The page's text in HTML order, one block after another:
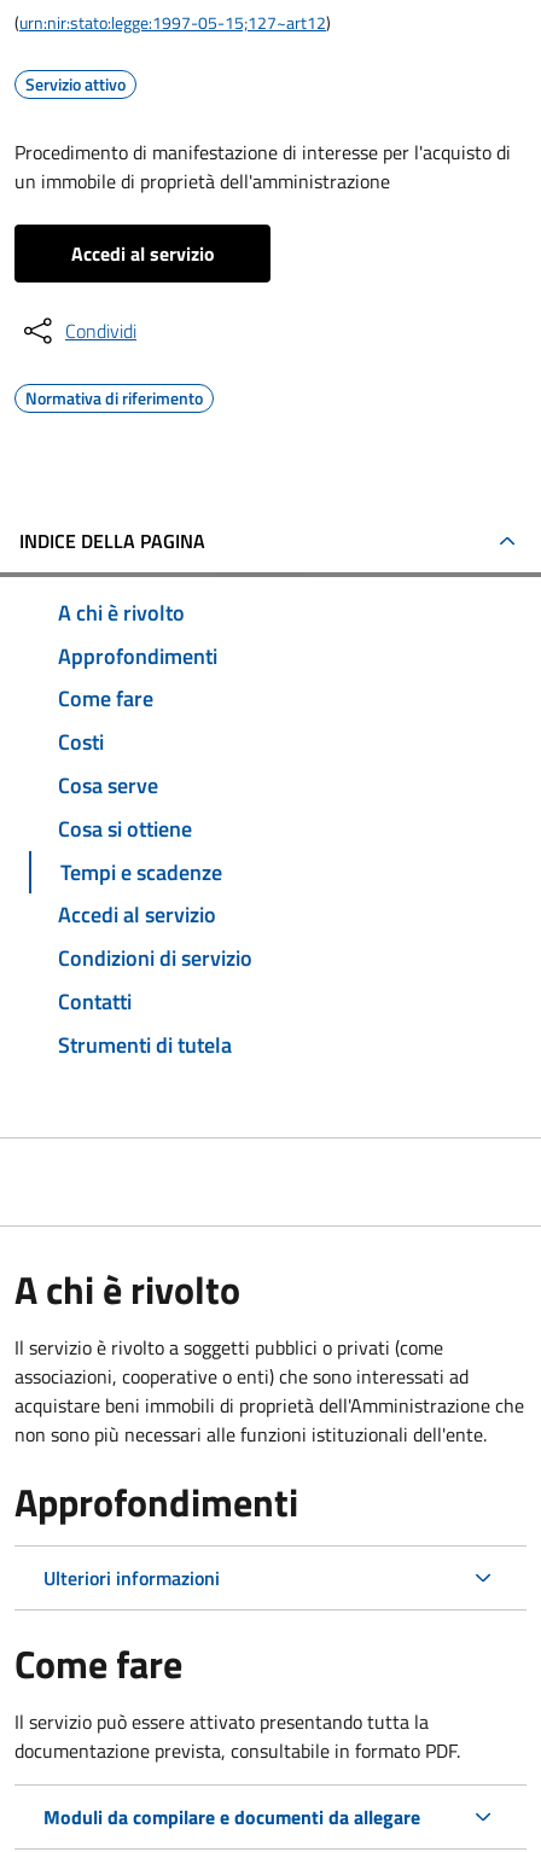
(urn:nir:stato:legge:1997-05-15;127~art12)
Servizio attivo
Procedimento di manifestazione di interesse per l'acquisto di
un immobile di proprietà dell'amministrazione
Accedi al servizio
Condividi
Normativa di riferimento
INDICE DELLA PAGINA
A chi è rivolto
Approfondimenti
Come fare
Costi
Cosa serve
Cosa si ottiene
Tempi e scadenze
Accedi al servizio
Condizioni di servizio
Contatti
Strumenti di tutela
A chi è rivolto
Il servizio è rivolto a soggetti pubblici o privati (come
associazioni, cooperative o enti) che sono interessati ad
acquistare beni immobili di proprietà dell'Amministrazione che
non sono più necessari alle funzioni istituzionali dell'ente.
Approfondimenti
Ulteriori informazioni
Come fare
Il servizio può essere attivato presentando tutta la
documentazione prevista, consultabile in formato PDF.
Moduli da compilare e documenti da allegare